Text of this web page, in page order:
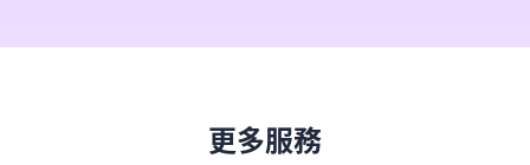
更多服務